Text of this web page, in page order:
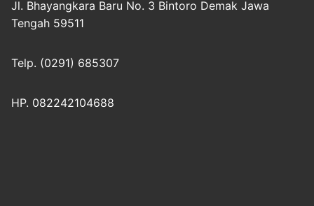
Jl. Bhayangkara Baru No. 3 Bintoro Demak Jawa
Tengah 59511
Telp. (0291) 685307
HP. 082242104688